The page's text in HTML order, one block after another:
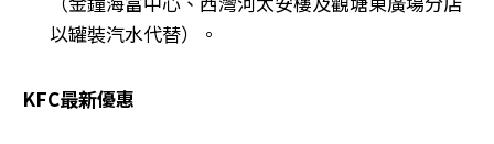
以罐裝汽水代替）。
KFC最新優惠